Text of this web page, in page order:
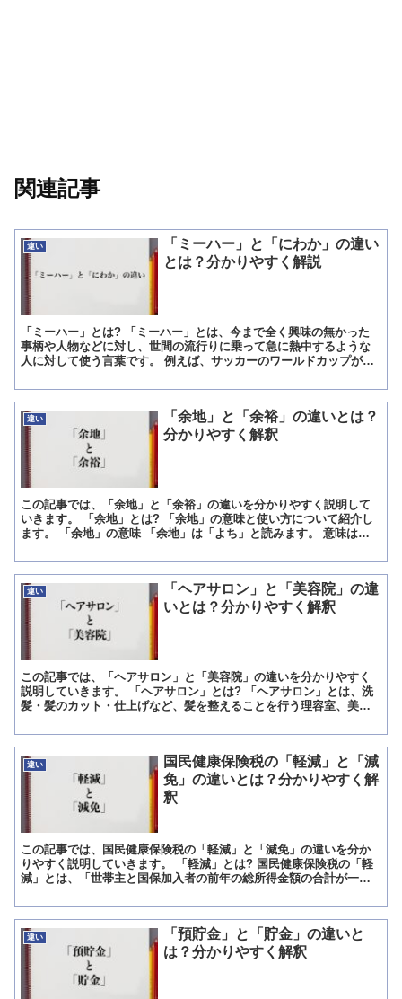
関連記事
違い
「ミーハー」と「にわか」の違い
とは？分かりやすく解説
「ミーハー」とは? 「ミーハー」とは、今まで全く興味の無かった
事柄や人物などに対し、世間の流行りに乗って急に熱中するような
人に対して使う言葉です。 例えば、サッカーのワールドカップが行
違い
「余地」と「余裕」の違いとは？
分かりやすく解釈
この記事では、「余地」と「余裕」の違いを分かりやすく説明して
いきます。 「余地」とは? 「余地」の意味と使い方について紹介し
ます。 「余地」の意味 「余地」は「よち」と読みます。 意味は
違い
「ヘアサロン」と「美容院」の違
いとは？分かりやすく解釈
この記事では、「ヘアサロン」と「美容院」の違いを分かりやすく
説明していきます。 「ヘアサロン」とは? 「ヘアサロン」とは、洗
髪・髪のカット・仕上げなど、髪を整えることを行う理容室、美容
違い
国民健康保険税の「軽減」と「減
免」の違いとは？分かりやすく解
釈
この記事では、国民健康保険税の「軽減」と「減免」の違いを分か
りやすく説明していきます。 「軽減」とは? 国民健康保険税の「軽
減」とは、「世帯主と国保加入者の前年の総所得金額の合計が一定
違い
「預貯金」と「貯金」の違いと
は？分かりやすく解釈